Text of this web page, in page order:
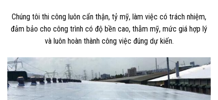
Chúng tôi thi công luôn cẩn thận, tỷ mỹ, làm việc có trách nhiệm,
đảm bảo cho công trình có độ bền cao, thẫm mỹ, mức giá hợp lý
và luôn hoàn thành công việc đúng dự kiến.